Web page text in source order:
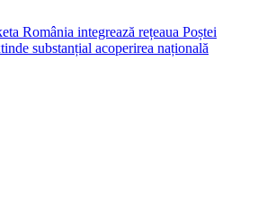
România integrează rețeaua Poștei
substanțial acoperirea națională